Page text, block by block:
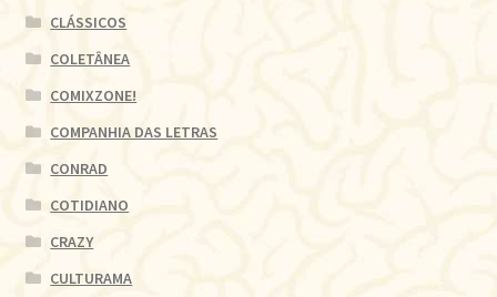
CLÁSSICOS
COLETÂNEA
COMIXZONE!
COMPANHIA DAS LETRAS
CONRAD
COTIDIANO
CRAZY
CULTURAMA